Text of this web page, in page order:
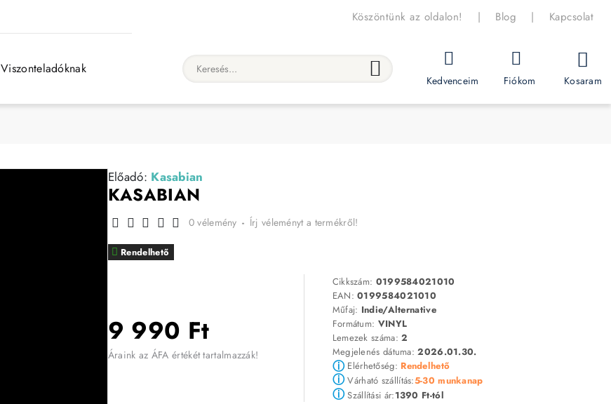
Köszöntünk az oldalon! | Blog | Kapcsolat
Viszonteladóknak Keresés...
Kedvenceim Fiókom Kosaram
Előadó: Kasabian
KASABIAN
Rendelhető
0 vélemény - Írj véleményt a termékről!
9 990 Ft
Áraink az ÁFA értékét tartalmazzák!
Cikkszám: 0199584021010
EAN:0199584021010
Műfaj: Indie/Alternative
Formátum: VINYL
Lemezek száma:2
Megjelenés dátuma:2026.01.30.
ⓘElérhetőség: Rendelhető
ⓘVárható szállítás:5-30 munkanap
ⓘSzállítási ár:1390 Ft-tól